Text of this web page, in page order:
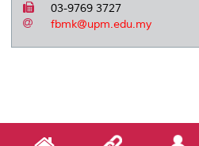
03-9769 3727
fbmk@upm.edu.my